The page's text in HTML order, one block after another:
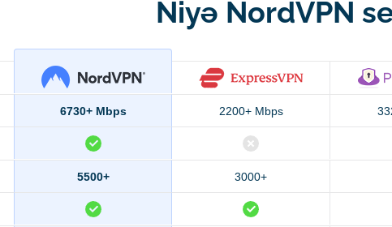
Niyə NordVPN
6730+ Mbps 2200+ Mbps
5500+ 3000+